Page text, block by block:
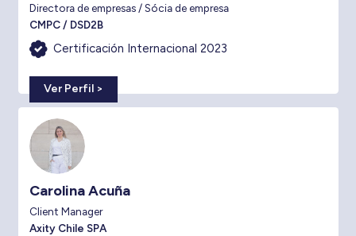
Directora de empresas / Sócia de empresa
CMPC / DSD2B
Certificación Internacional 2023
Ver Perfil >
Carolina Acuña
Client Manager
Axity Chile SPA